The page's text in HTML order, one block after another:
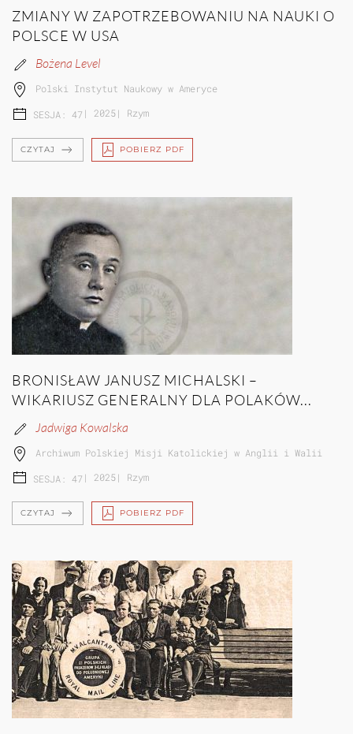
ZMIANY W ZAPOTRZEBOWANIU NA NAUKI O
POLSCE W USA
Bożena Level
Polski Instytut Naukowy w Ameryce
SESJA: 47 | 2025| Rzym
CZYTAJ POBIERZ PDF
BRONISŁAW JANUSZ MICHALSKI –
WIKARIUSZ GENERALNY DLA POLAKÓW...
Jadwiga Kowalska
Archiwum Polskiej Misji Katolickiej w Anglii i Walii
SESJA: 47 | 2025| Rzym
CZYTAJ POBIERZ PDF